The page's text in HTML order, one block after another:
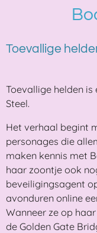
de
Toevallige
Toevallige helden
Steel.
Het verhaal begint
personages die
maken kennis met
haar zoontje ook
beveiligingsagent
avonduren online
Wanneer ze op
de Golden Gate